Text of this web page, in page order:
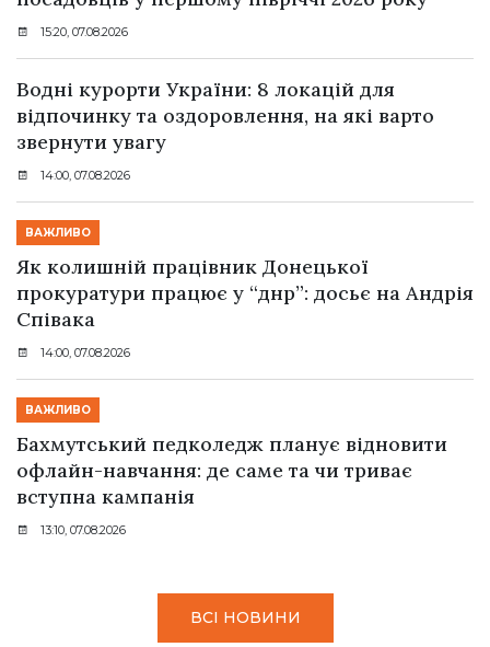
15:20, 07.08.2026
Водні курорти України: 8 локацій для
відпочинку та оздоровлення, на які варто
звернути увагу
14:00, 07.08.2026
ВАЖЛИВО
Як колишній працівник Донецької
прокуратури працює у “днр”: досьє на Андрія
Співака
14:00, 07.08.2026
ВАЖЛИВО
Бахмутський педколедж планує відновити
офлайн-навчання: де саме та чи триває
вступна кампанія
13:10, 07.08.2026
ВСІ НОВИНИ